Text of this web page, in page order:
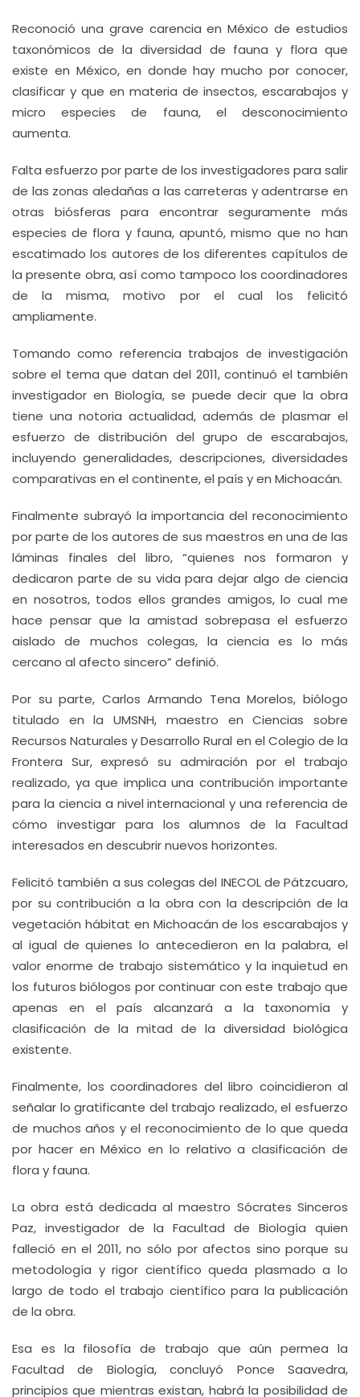
Reconoció una grave carencia en México de estudios
taxonómicos de la diversidad de fauna y flora que
existe en México, en donde hay mucho por conocer,
clasificar y que en materia de insectos, escarabajos y
micro especies de fauna, el desconocimiento
aumenta.
Falta esfuerzo por parte de los investigadores para salir
de las zonas aledañas a las carreteras y adentrarse en
otras biósferas para encontrar seguramente más
especies de flora y fauna, apuntó, mismo que no han
escatimado los autores de los diferentes capítulos de
la presente obra, así como tampoco los coordinadores
de la misma, motivo por el cual los felicitó
ampliamente.
Tomando como referencia trabajos de investigación
sobre el tema que datan del 2011, continuó el también
investigador en Biología, se puede decir que la obra
tiene una notoria actualidad, además de plasmar el
esfuerzo de distribución del grupo de escarabajos,
incluyendo generalidades, descripciones, diversidades
comparativas en el continente, el país y en Michoacán.
Finalmente subrayó la importancia del reconocimiento
por parte de los autores de sus maestros en una de las
láminas finales del libro, “quienes nos formaron y
dedicaron parte de su vida para dejar algo de ciencia
en nosotros, todos ellos grandes amigos, lo cual me
hace pensar que la amistad sobrepasa el esfuerzo
aislado de muchos colegas, la ciencia es lo más
cercano al afecto sincero” definió.
Por su parte, Carlos Armando Tena Morelos, biólogo
titulado en la UMSNH, maestro en Ciencias sobre
Recursos Naturales y Desarrollo Rural en el Colegio de la
Frontera Sur, expresó su admiración por el trabajo
realizado, ya que implica una contribución importante
para la ciencia a nivel internacional y una referencia de
cómo investigar para los alumnos de la Facultad
interesados en descubrir nuevos horizontes.
Felicitó también a sus colegas del INECOL de Pátzcuaro,
por su contribución a la obra con la descripción de la
vegetación hábitat en Michoacán de los escarabajos y
al igual de quienes lo antecedieron en la palabra, el
valor enorme de trabajo sistemático y la inquietud en
los futuros biólogos por continuar con este trabajo que
apenas en el país alcanzará a la taxonomía y
clasificación de la mitad de la diversidad biológica
existente.
Finalmente, los coordinadores del libro coincidieron al
señalar lo gratificante del trabajo realizado, el esfuerzo
de muchos años y el reconocimiento de lo que queda
por hacer en México en lo relativo a clasificación de
flora y fauna.
La obra está dedicada al maestro Sócrates Sinceros
Paz, investigador de la Facultad de Biología quien
falleció en el 2011, no sólo por afectos sino porque su
metodología y rigor científico queda plasmado a lo
largo de todo el trabajo científico para la publicación
de la obra.
Esa es la filosofía de trabajo que aún permea la
Facultad de Biología, concluyó Ponce Saavedra,
principios que mientras existan, habrá la posibilidad de